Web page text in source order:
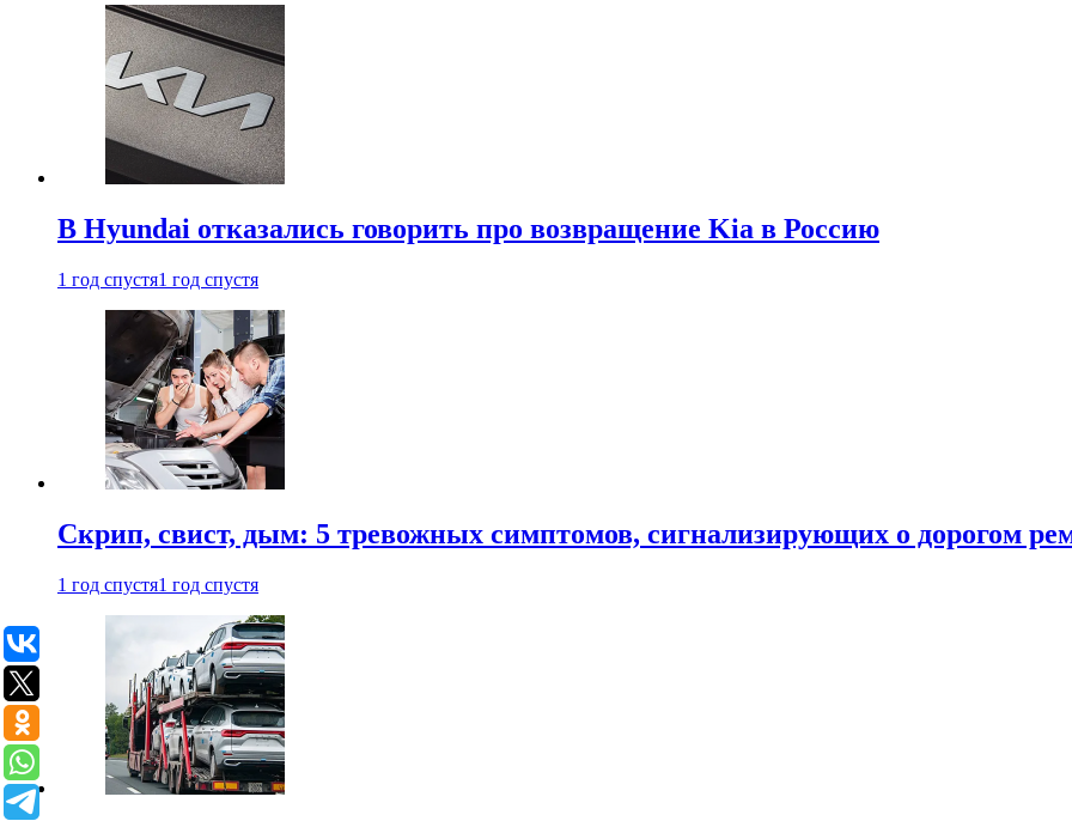
В Hyundai отказались говорить про возвращение Kia в Россию
1 год спустя1 год спустя
Скрип, свист, дым: 5 тревожных симптомов, сигнализирующих о дорогом
1 год спустя1 год спустя